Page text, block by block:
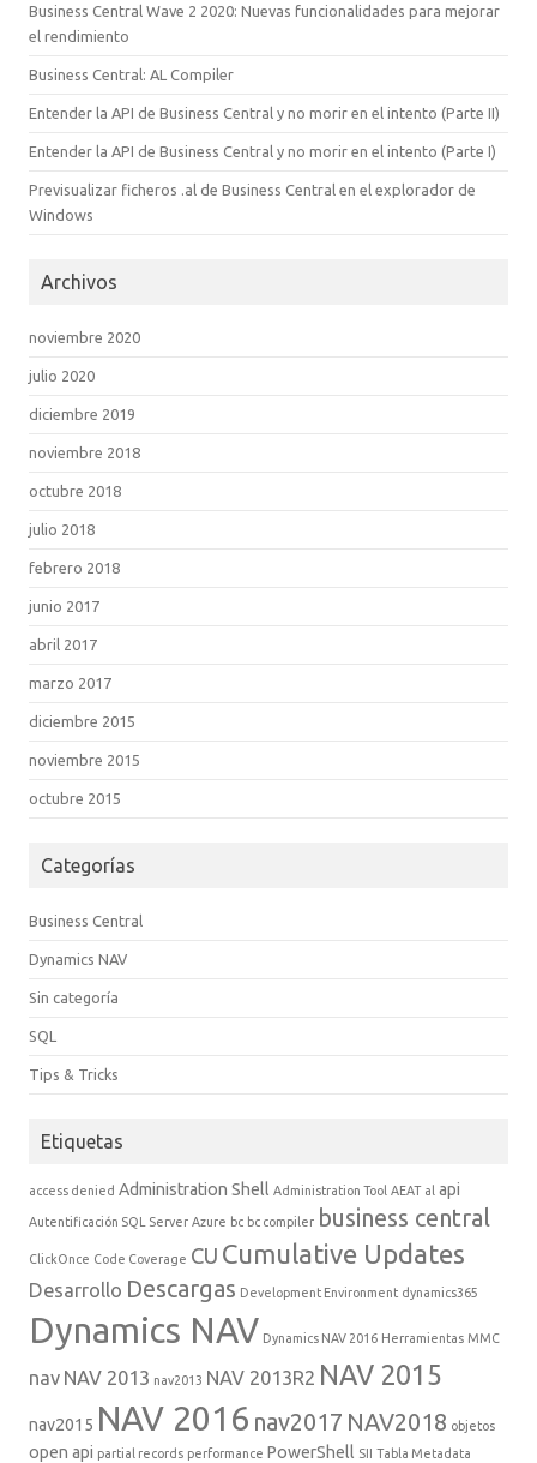
Business Central Wave 2 2020: Nuevas funcionalidades para mejorar
el rendimiento
Business Central: AL Compiler
Entender la API de Business Central y no morir en el intento (Parte II)
Entender la API de Business Central y no morir en el intento (Parte I)
Previsualizar ficheros .al de Business Central en el explorador de
Windows
Archivos
noviembre 2020
julio 2020
diciembre 2019
noviembre 2018
octubre 2018
julio 2018
febrero 2018
junio 2017
abril 2017
marzo 2017
diciembre 2015
noviembre 2015
octubre 2015
Categorías
Business Central
Dynamics NAV
Sin categoría
SQL
Tips & Tricks
Etiquetas
access denied Administration Shell Administration Tool AEAT al api
Autentificación SQL Server Azure bc bc compiler business central
ClickOnce Code Coverage CU Cumulative Updates
Desarrollo Descargas Development Environment dynamics365
Dynamics NAV Dynamics NAV 2016 Herramientas MMC
nav NAV 2013 nav2013 NAV 2013R2 NAV 2015
nav2015 NAV 2016 nav2017 NAV2018 objetos
open api partial records performance PowerShell SII Tabla Metadata